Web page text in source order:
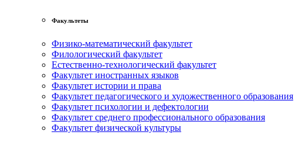
Факультеты
Физико-математический факультет
Филологический факультет
Естественно-технологический факультет
Факультет иностранных языков
Факультет истории и права
Факультет педагогического и художественного образования
Факультет психологии и дефектологии
Факультет среднего профессионального образования
Факультет физической культуры